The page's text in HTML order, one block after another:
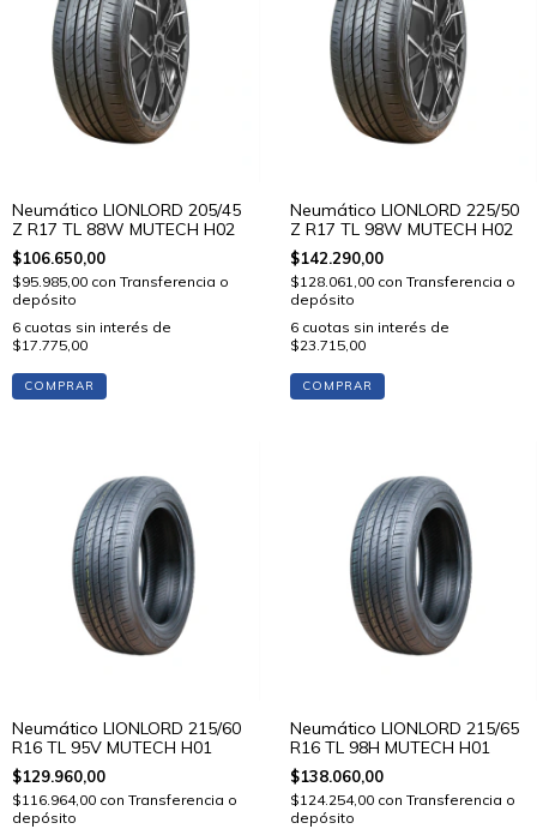
Neumático LIONLORD 205/45
Z R17 TL 88W MUTECH H02
$106.650,00
$95.985,00 con Transferencia o
depósito
6 cuotas sin interés de
$17.775,00
COMPRAR
Neumático LIONLORD 225/50
Z R17 TL 98W MUTECH H02
$142.290,00
$128.061,00 con Transferencia o
depósito
6 cuotas sin interés de
$23.715,00
COMPRAR
Neumático LIONLORD 215/60
R16 TL 95V MUTECH H01
$129.960,00
$116.964,00 con Transferencia o
depósito
Neumático LIONLORD 215/65
R16 TL 98H MUTECH H01
$138.060,00
$124.254,00 con Transferencia o
depósito